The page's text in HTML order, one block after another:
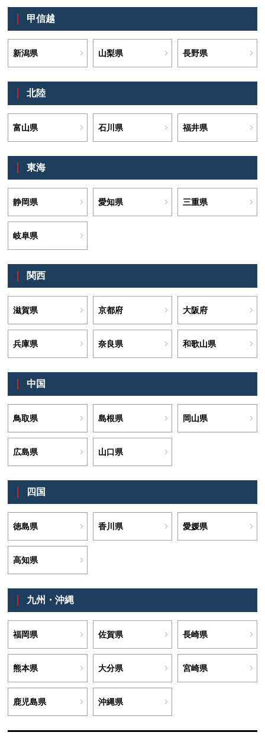
甲信越
新潟県 山梨県 長野県
北陸
富山県 石川県 福井県
東海
静岡県 愛知県 三重県
岐阜県
関西
滋賀県 京都府 大阪府
兵庫県 奈良県 和歌山県
中国
鳥取県 島根県 岡山県
広島県 山口県
四国
徳島県 香川県 愛媛県
高知県
九州・沖縄
福岡県 佐賀県 長崎県
熊本県 大分県 宮崎県
鹿児島県 沖縄県